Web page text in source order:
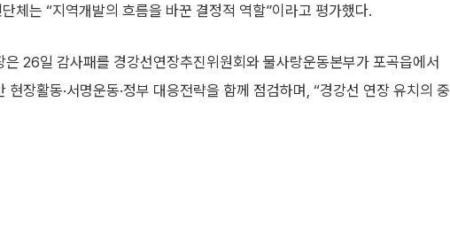
체는 “지역개발의 흐름을 바꾼 결정적 역할”이라고 평가했다.
26일 감사패를 경강선연장추진위원회와 물사랑운동본부가 포곡읍에서
장활동·서명운동·정부 대응전략을 함께 점검하며, “경강선 연장 유치의 중